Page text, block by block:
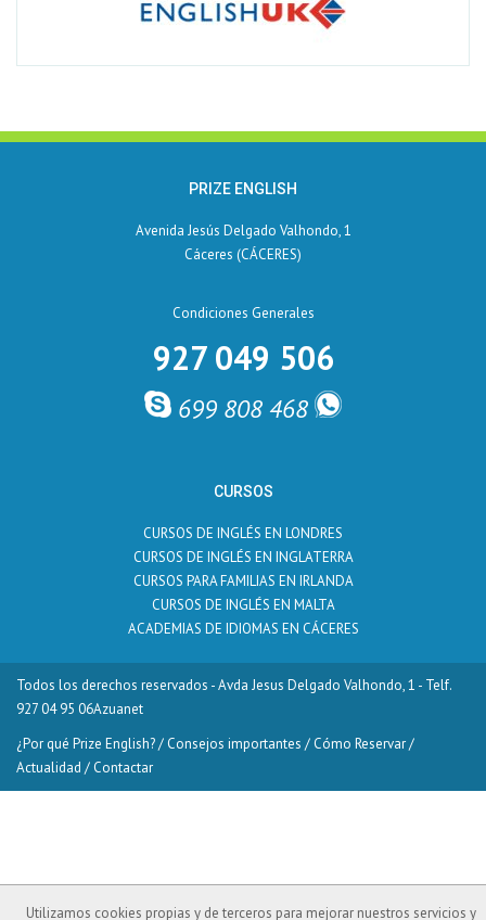
Utilizamos cookies propias y de terceros para mejorar nuestros servicios y
PRIZE ENGLISH
Avenida Jesús Delgado Valhondo, 1
Cáceres (CÁCERES)
Condiciones Generales
927 049 506
699 808 468
CURSOS
CURSOS DE INGLÉS EN LONDRES
CURSOS DE INGLÉS EN INGLATERRA
CURSOS PARA FAMILIAS EN IRLANDA
CURSOS DE INGLÉS EN MALTA
ACADEMIAS DE IDIOMAS EN CÁCERES
Todos los derechos reservados - Avda Jesus Delgado Valhondo, 1 - Telf.
927 04 95 06Azuanet
¿Por qué Prize English?/ Consejos importantes / Cómo Reservar/
Actualidad / Contactar